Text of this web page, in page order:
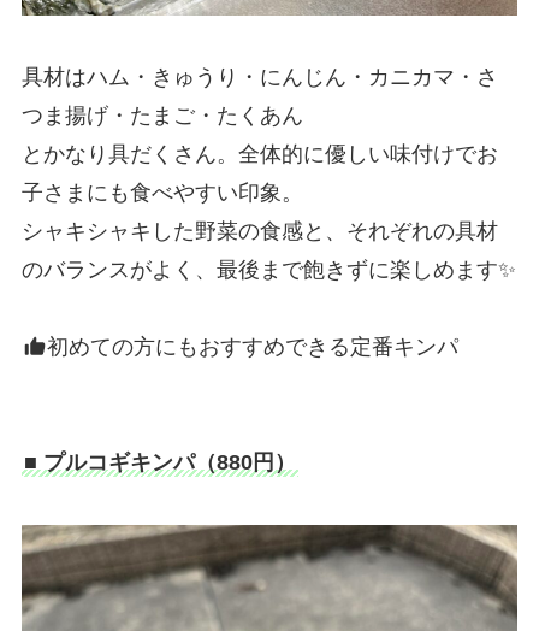
具材はハム・きゅうり・にんじん・カニカマ・さ
つま揚げ・たまご・たくあん
とかなり具だくさん。全体的に優しい味付けでお
子さまにも食べやすい印象。
シャキシャキした野菜の食感と、それぞれの具材
のバランスがよく、最後まで飽きずに楽しめます✨
初めての方にもおすすめできる定番キンパ
■ プルコギキンパ（880円）